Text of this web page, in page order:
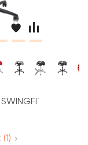
(1)